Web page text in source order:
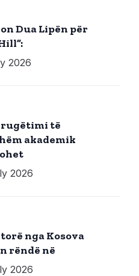
Dua Lipën për
2026
të
akademik
2026
nga Kosova
rëndë në
2026